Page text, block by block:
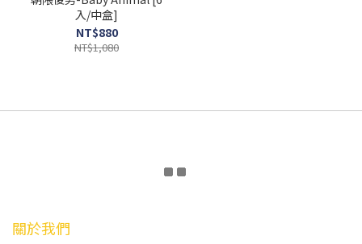
入/中盒]
NT$880
NT$1,080
關於我們